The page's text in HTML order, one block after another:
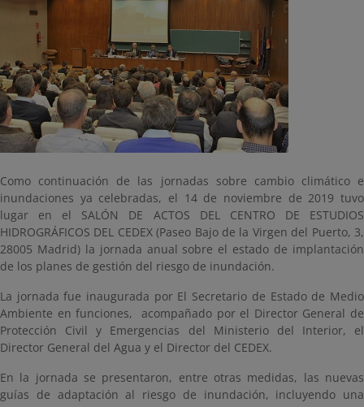
Como continuación de las jornadas sobre cambio climático e
inundaciones ya celebradas, el 14 de noviembre de 2019 tuvo
lugar en el SALÓN DE ACTOS DEL CENTRO DE ESTUDIOS
HIDROGRÁFICOS DEL CEDEX (Paseo Bajo de la Virgen del Puerto, 3,
28005 Madrid) la jornada anual sobre el estado de implantación
de los planes de gestión del riesgo de inundación.
La jornada fue inaugurada por El Secretario de Estado de Medio
Ambiente en funciones, acompañado por el Director General de
Protección Civil y Emergencias del Ministerio del Interior, el
Director General del Agua y el Director del CEDEX.
En la jornada se presentaron, entre otras medidas, las nuevas
guías de adaptación al riesgo de inundación, incluyendo una